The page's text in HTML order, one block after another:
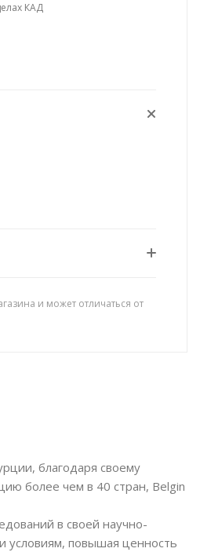
КАД
и может отличаться от
благодаря своему
более чем в 40 стран, Belgin
в своей научно-
условиям, повышая ценность